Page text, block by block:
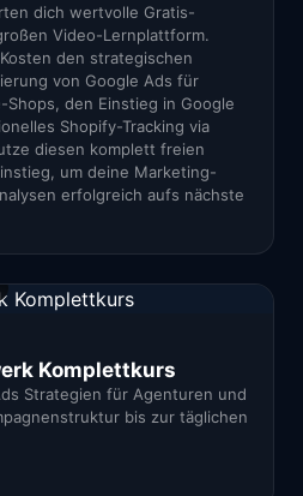
dich wertvolle Gratis-
Video-Lernplattform.
den strategischen
von Google Ads für
den Einstieg in Google
Shopify-Tracking via
diesen komplett freien
um deine Marketing-
erfolgreich aufs nächste
Komplettkurs
Strategien für Agenturen und
bis zur täglichen